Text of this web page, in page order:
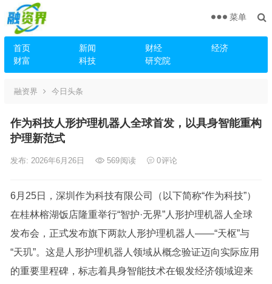
首页 新闻 财经
经济
财富
科技 研究院
菜单
融资界 今日头条
作为科技人形护理机器人全球首发，以具身智能重构
护理新范式
发布: 2026年6月26日 569阅读 0评论
6月25日，深圳作为科技有限公司（以下简称“作为科技”）
在桂林榕湖饭店隆重举行“智护·无界”人形护理机器人全球
发布会，正式发布旗下两款人形护理机器人——“天枢”与
“天玑”。这是人形护理机器人领域从概念验证迈向实际应用
的重要里程碑，标志着具身智能技术在银发经济领域迎来